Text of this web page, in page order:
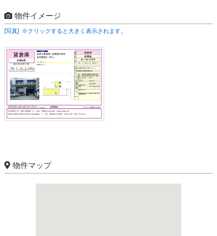
物件イメージ
[写真] ※クリックすると大きく表示されます。
物件マップ